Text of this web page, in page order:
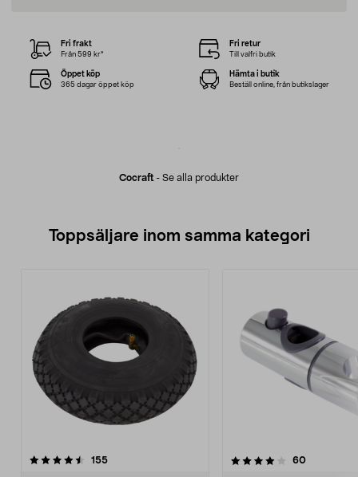
Cocraft - Se alla produkter
Fri frakt
Från 599 kr*
Fri retur
Till valfri butik
Öppet köp
365 dagar öppet köp
Hämta i butik
Beställ online, från butikslager
Toppsäljare inom samma kategori
155recensioner
4.0 av 5 stjärnor 60
4.0 av 5 stjärnor